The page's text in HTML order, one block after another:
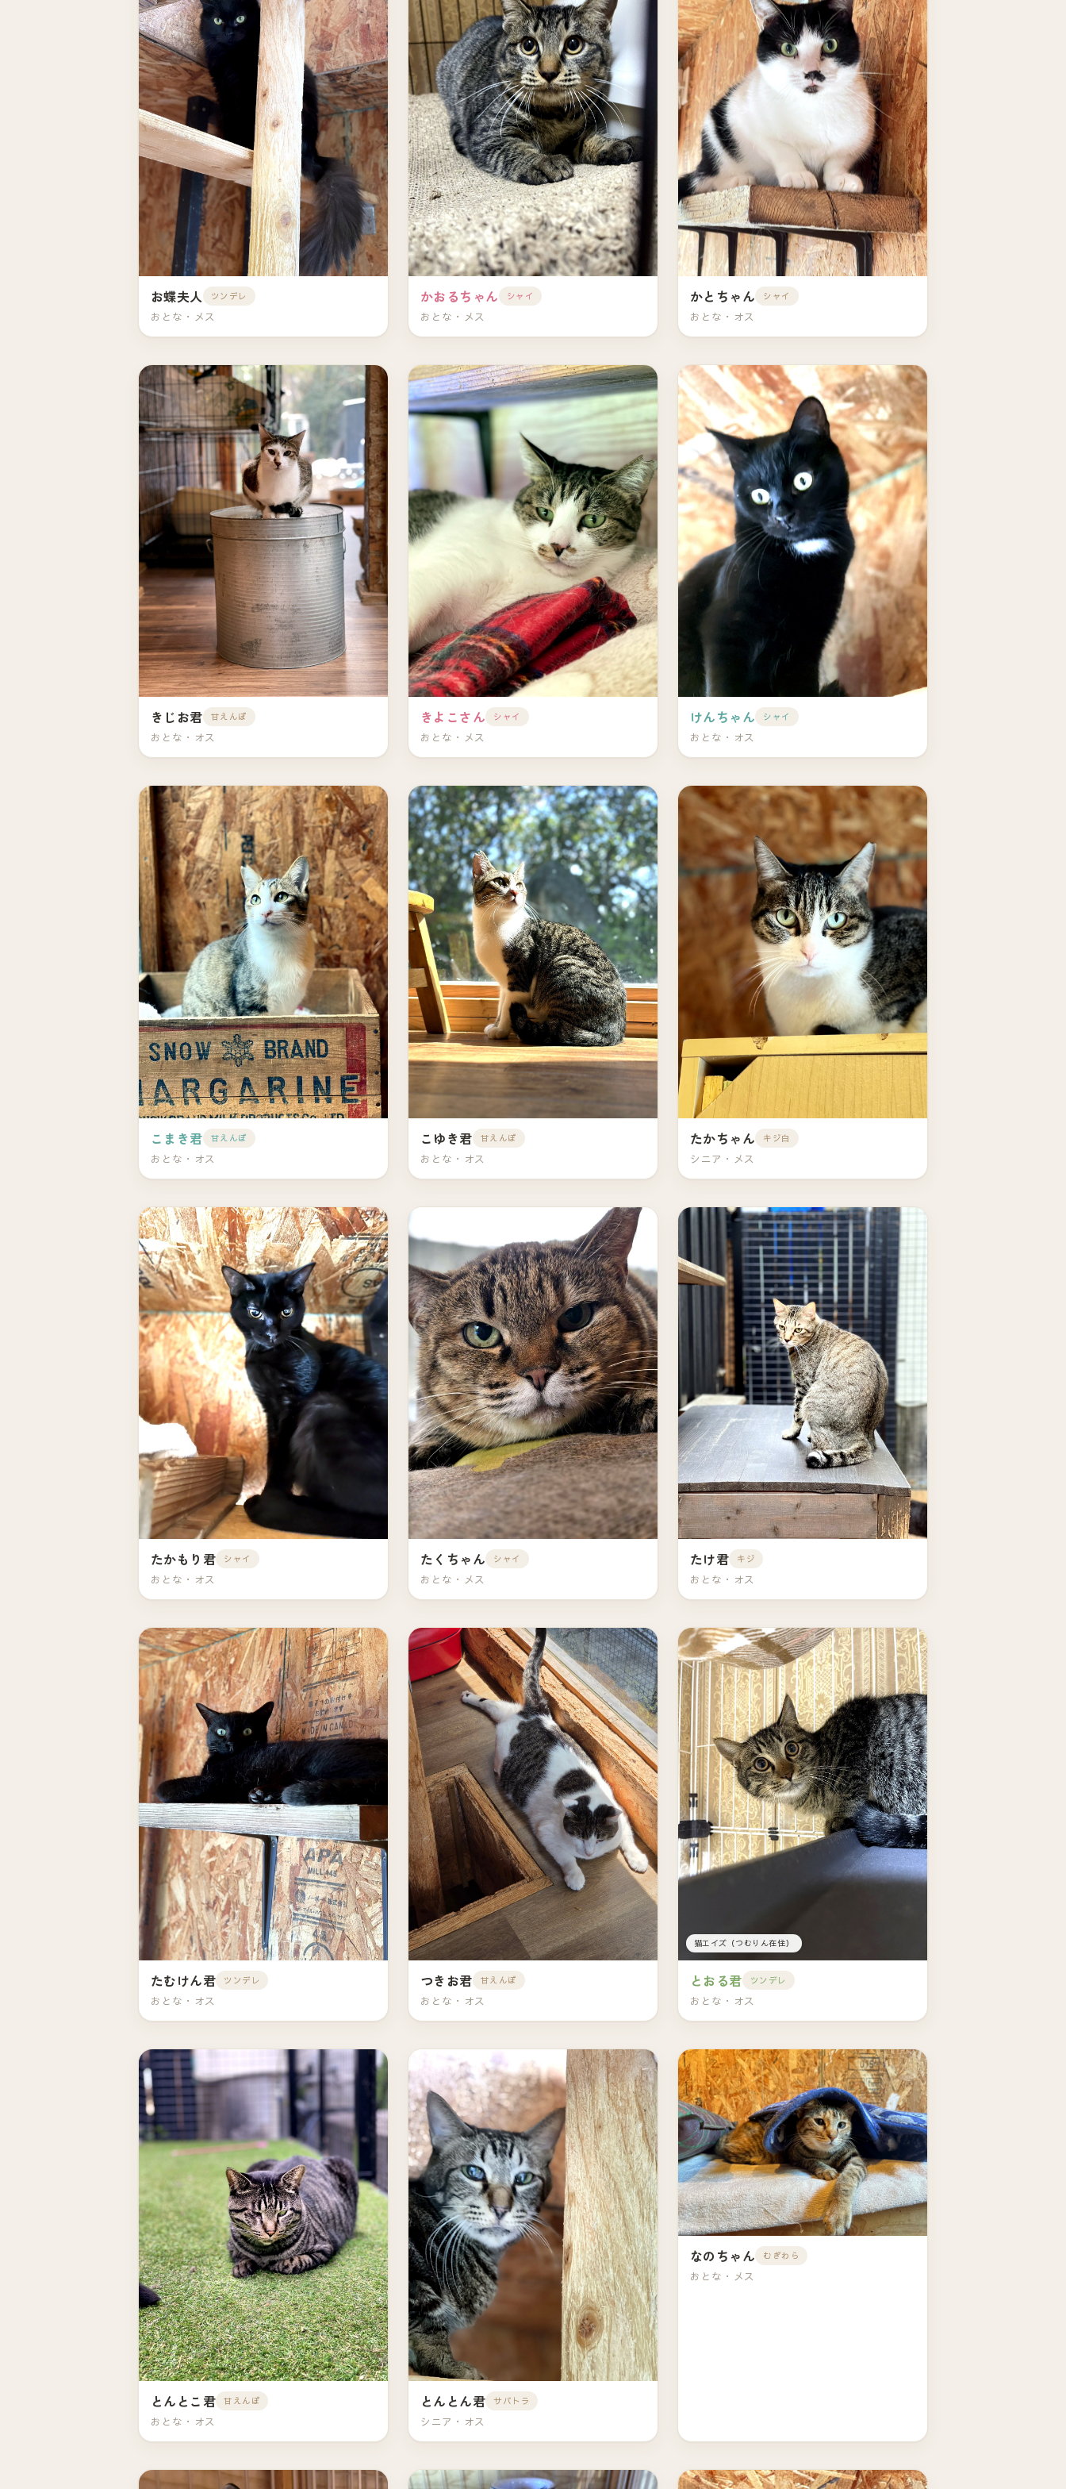
お蝶夫人 ツンデレ
おとな・メス
かおるちゃん シャイ
おとな・メス
かとちゃん シャイ
おとな・オス
きじお君 甘えんぼ
おとな・オス
きよこさん シャイ
おとな・メス
けんちゃん シャイ
おとな・オス
こまき君 甘えんぼ
おとな・オス
こゆき君 甘えんぼ
おとな・オス
たかちゃん キジ白
シニア・メス
たかもり君 シャイ
おとな・オス
たくちゃん シャイ
おとな・メス
たけ君 キジ
おとな・オス
たむけん君 ツンデレ
おとな・オス
つきお君 甘えんぼ
おとな・オス
猫エイズ（つむりん在住）
とおる君 ツンデレ
おとな・オス
とんとこ君 甘えんぼ
おとな・オス
とんとん君 サバトラ
シニア・オス
なのちゃん むぎわら
おとな・メス